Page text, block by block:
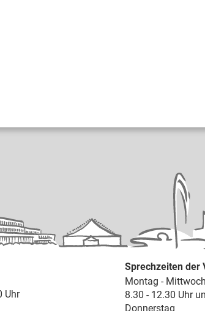
Uhr
Sprechzeiten der
Montag - Mittwoch
8.30 - 12.30 Uhr
Donnerstag